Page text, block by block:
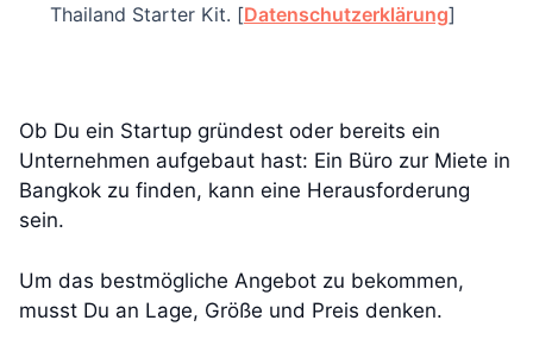
Thailand Starter Kit. [Datenschutzerklärung]
Ob Du ein Startup gründest oder bereits ein
Unternehmen aufgebaut hast: Ein Büro zur Miete in
Bangkok zu finden, kann eine Herausforderung
sein.
Um das bestmögliche Angebot zu bekommen,
musst Du an Lage, Größe und Preis denken.